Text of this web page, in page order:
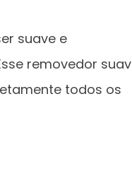
suave e
removedor
todos os